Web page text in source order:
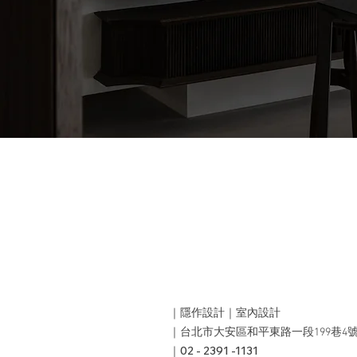
｜隱作設計｜室內設計
｜台北市大安區和平東路一段199巷4
02 - 2391 -1131